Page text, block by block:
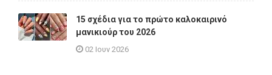
15 σχέδια για το πρώτο καλοκαιρινό
μανικιούρ του 2026
02 Ιουν 2026